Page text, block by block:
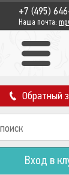
+7 (495)
Наша почта:
Обратный
Вход в